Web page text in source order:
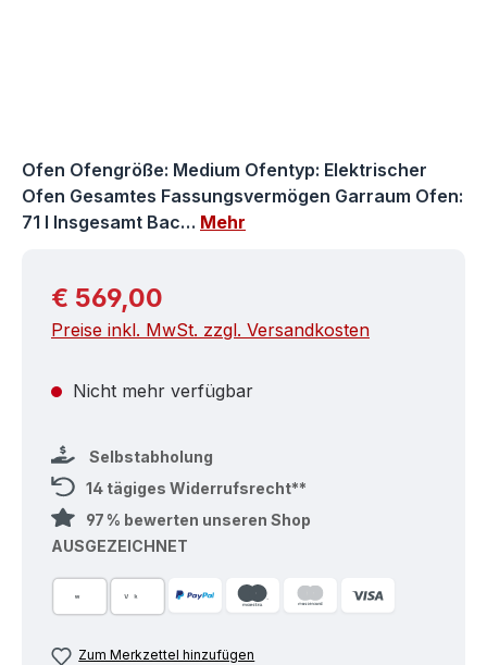
Ofen Ofengröße: Medium Ofentyp: Elektrischer
Ofen Gesamtes Fassungsvermögen Garraum Ofen:
71 l Insgesamt Bac… Mehr
Regulärer Preis:
€ 569,00
Preise inkl. MwSt. zzgl. Versandkosten
Nicht mehr verfügbar
Selbstabholung
14 tägiges Widerrufsrecht**
97 % bewerten unseren Shop
AUSGEZEICHNET
Zum Merkzettel hinzufügen